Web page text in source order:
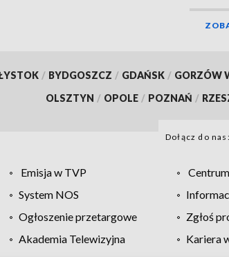
/ BYDGOSZCZ / GDAŃSK / GORZÓW
OLSZTYN / OPOLE / POZNAŃ /
Dołącz do nas:
Emisja w TVP
System NOS
Ogłoszenie przetargowe Zgłoś
Akademia Telewizyjna Kariera